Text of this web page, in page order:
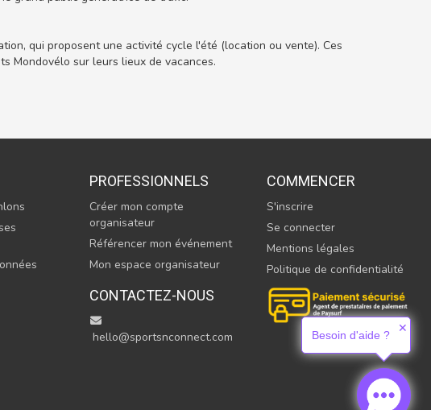
qui proposent une activité cycle l'été (location ou vente). Ces
Mondovélo sur leurs lieux de vacances.
PROFESSIONNELS
Créer mon compte
organisateur
Référencer mon événement
Mon espace organisateur
CONTACTEZ-NOUS
hello@sportsnconnect.com
COMMENCER
S'inscrire
Se connecter
Mentions légales
Politique de confidentialité
Besoin d'aide ?
✕